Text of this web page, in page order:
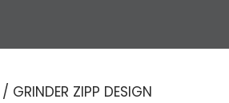
/ GRINDER ZIPP DESIGN